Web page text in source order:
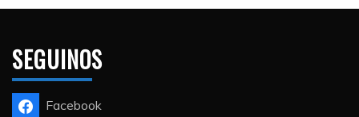
SEGUINOS
Facebook